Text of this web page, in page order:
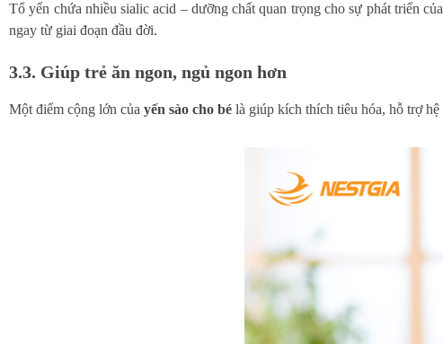
Tổ yến chứa nhiều sialic acid – dưỡng chất quan trọng cho sự phát triển
ngay từ giai đoạn đầu đời.
3.3. Giúp trẻ ăn ngon, ngủ ngon hơn
Một điểm cộng lớn của yến sào cho bé là giúp kích thích tiêu hóa, hỗ trợ